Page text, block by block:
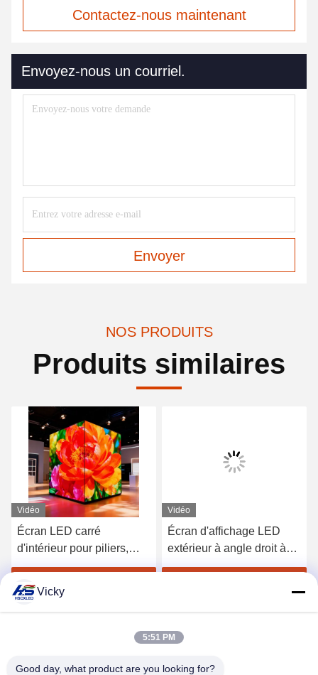
Contactez-nous maintenant
Envoyez-nous un courriel.
Envoyer
NOS PRODUITS
Produits similaires
Vidéo
Écran LED carré
d'intérieur pour piliers,
forme de colonne à 90
degrés, écran d'affichage
LED pour poteaux
verticaux
Obtenez le meilleur prix
Vidéo
Écran d'affichage LED
extérieur à angle droit à
90 degrés
Vicky
5:51 PM
Good day, what product are you looking for?